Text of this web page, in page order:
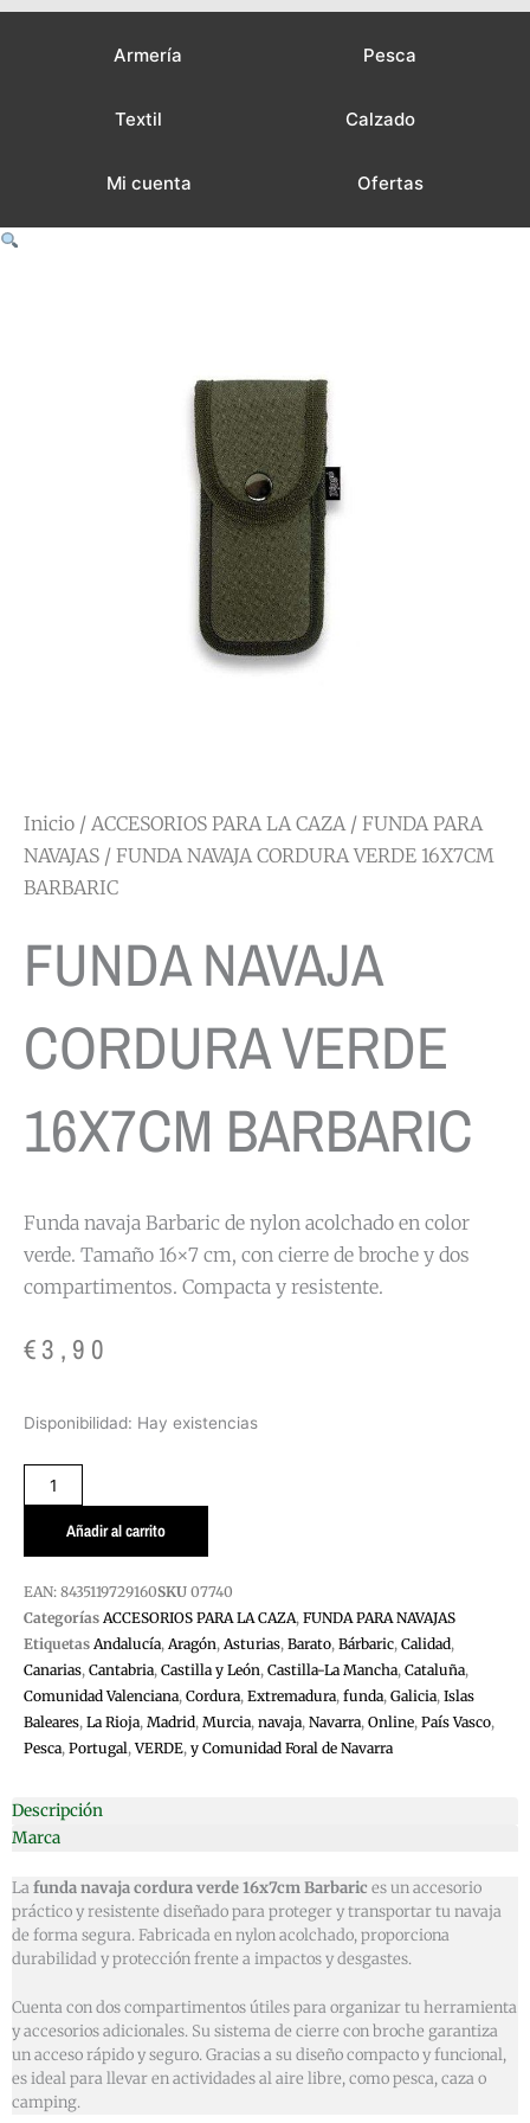
Armería Pesca
Textil Calzado
Mi cuenta Ofertas
Inicio / ACCESORIOS PARA LA CAZA/ FUNDA PARA
NAVAJAS / FUNDA NAVAJA CORDURA VERDE 16X7CM
BARBARIC
FUNDA NAVAJA
CORDURA VERDE
16X7CM BARBARIC
Funda navaja Barbaric de nylon acolchado en color
verde. Tamaño 16×7 cm, con cierre de broche y dos
compartimentos. Compacta y resistente.
€3,90
Disponibilidad: Hay existencias
FUNDA
VERDE
16X7CM
BARBARIC
Añadir al carrito
EAN: 8435119729160SKU 07740
Categorías ACCESORIOS PARA LA CAZA, FUNDA PARA NAVAJAS
Etiquetas Andalucía, Aragón, Asturias, Barato, Bárbaric, Calidad,
Canarias, Cantabria, Castilla y León, Castilla-La Mancha, Cataluña,
Comunidad Valenciana, Cordura, Extremadura, funda, Galicia, Islas
Baleares, La Rioja, Madrid, Murcia, navaja, Navarra, Online, País Vasco,
Pesca, Portugal,VERDE, y Comunidad Foral de Navarra
Descripción
Marca
Lafunda navaja cordura verde 16x7cm Barbaric es un accesorio
práctico y resistente diseñado para proteger y transportar tu navaja
de forma segura. Fabricada en nylon acolchado, proporciona
durabilidad y protección frente a impactos y desgastes.
Cuenta con dos compartimentos útiles para organizar tu herramienta
y accesorios adicionales. Su sistema de cierre con broche garantiza
un acceso rápido y seguro. Gracias a su diseño compacto y funcional,
es ideal para llevar en actividades al aire libre, como pesca, caza o
camping.